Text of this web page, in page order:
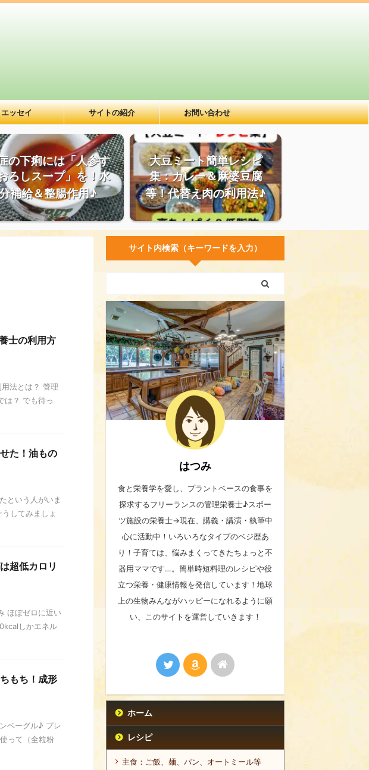
エッセイ サイトの紹介 お問い合わせ
の下痢には「人参す
ろしスープ」を！水
補給＆整腸作用♪
大豆ミート簡単レシピ
集：カレー＆麻婆豆腐
等！代替え肉の利用法♪
士の利用方
法とは？ 管理
は？ でも待っ
た！油もの
という人がいま
してみましょ
超低カロリ
ほぼゼロに近い
しかエネル
もち！成形
ベーグル♪ プレ
って（全粒粉
サイト内検索（キーワードを入力）
はつみ
食と栄養学を愛し、プラントベースの食事を
探求するフリーランスの管理栄養士♪スポー
ツ施設の栄養士→現在、講義・講演・執筆中
心に活動中！いろいろなタイプのベジ歴あ
り！子育ては、悩みまくってきたちょっと不
器用ママです…。簡単時短料理のレシピや役
立つ栄養・健康情報を発信しています！地球
上の生物みんながハッピーになれるように願
い、このサイトを運営していきます！
ホーム
レシピ
主食：ご飯、麺、パン、オートミール等